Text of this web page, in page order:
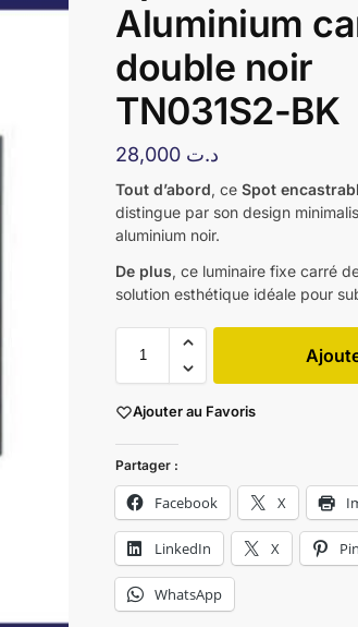
Aluminium
double noir
TN031S2-BK
د.ت
Tout d’abord, ceSpot
distingue par son design
aluminium noir.
De plus, ce luminaire fixe carré
solution esthétique idéale pour
Ajouter au Favoris
Partager :
Facebook X
LinkedIn X
WhatsApp